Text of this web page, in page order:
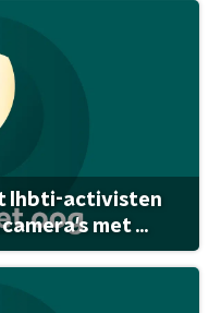
lhbti-activisten
met ...